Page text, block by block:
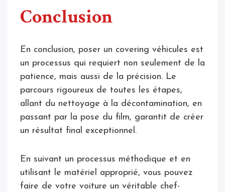
Conclusion
En conclusion, poser un covering véhicules est
un processus qui requiert non seulement de la
patience, mais aussi de la précision. Le
parcours rigoureux de toutes les étapes,
allant du nettoyage à la décontamination, en
passant par la pose du film, garantit de créer
un résultat final exceptionnel.
En suivant un processus méthodique et en
utilisant le matériel approprié, vous pouvez
faire de votre voiture un véritable chef-